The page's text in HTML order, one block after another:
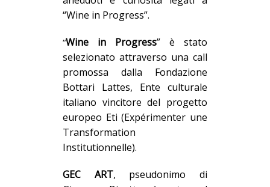
“Wine in Progress”.
“Wine in Progress” è stato
selezionato attraverso una call
promossa dalla Fondazione
Bottari Lattes, Ente culturale
italiano vincitore del progetto
europeo Eti (Expérimenter une
Transformation
Institutionnelle).
GEC ART, pseudonimo di